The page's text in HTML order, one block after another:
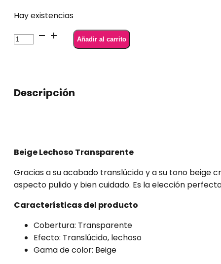
Hay existencias
101
Semilac
Nude
Añadir al carrito
Descripción
Beige Lechoso Transparente
Gracias a su acabado translúcido y a su tono beige
aspecto pulido y bien cuidado. Es la elección
Características del producto
Cobertura: Transparente
Efecto: Translúcido, lechoso
Gama de color: Beige